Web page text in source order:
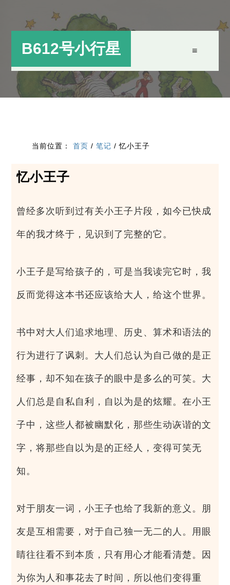
B612号小行星
当前位置：首页 / 笔记 / 忆小王子
忆小王子
曾经多次听到过有关小王子片段，如今已快成
年的我才终于，见识到了完整的它。
小王子是写给孩子的，可是当我读完它时，我
反而觉得这本书还应该给大人，给这个世界。
书中对大人们追求地理、历史、算术和语法的
行为进行了讽刺。大人们总认为自己做的是正
经事，却不知在孩子的眼中是多么的可笑。大
人们总是自私自利，自以为是的炫耀。在小王
子中，这些人都被幽默化，那些生动诙谐的文
字，将那些自以为是的正经人，变得可笑无
知。
对于朋友一词，小王子也给了我新的意义。朋
友是互相需要，对于自己独一无二的人。用眼
睛往往看不到本质，只有用心才能看清楚。因
为你为人和事花去了时间，所以他们变得重